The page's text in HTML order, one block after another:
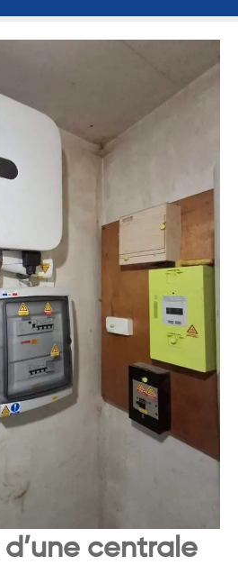
centrale